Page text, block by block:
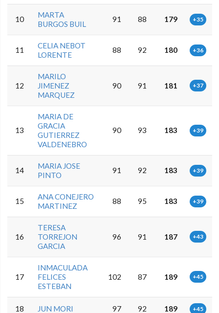
10
MARTA
BURGOS BUIL
91 88 179 +35
11
CELIA NEBOT
LORENTE
88 92 180 +36
12
MARILO
JIMENEZ
MARQUEZ
90 91 181 +37
13
MARIA DE
GRACIA
GUTIERREZ
VALDENEBRO
90 93 183 +39
14
MARIA JOSE
PINTO
91 92 183 +39
15
ANA CONEJERO
MARTINEZ
88 95 183 +39
16
TERESA
TORREJON
GARCIA
96 91 187 +43
17
INMACULADA
FELICES
ESTEBAN
102 87 189 +45
18 JUN MORI 97 92 189 +45